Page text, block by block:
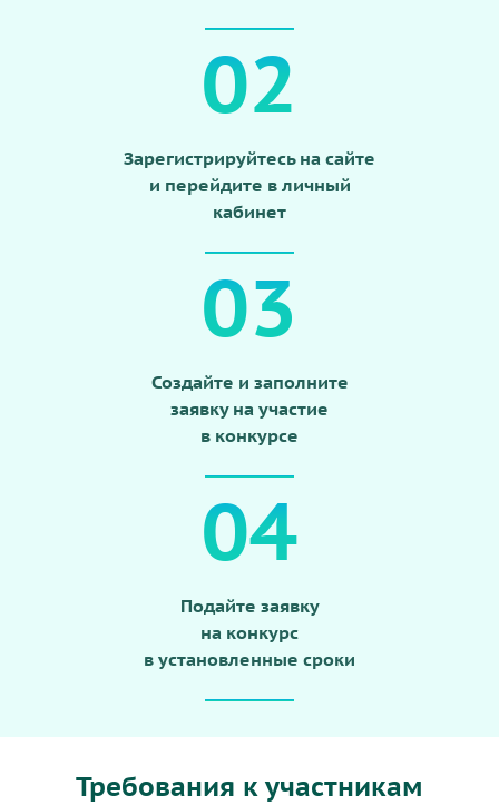
02
Зарегистрируйтесь на сайте
и перейдите в личный
кабинет
03
Создайте и заполните
заявку на участие
в конкурсе
04
Подайте заявку
на конкурс
в установленные сроки
Требования к участникам